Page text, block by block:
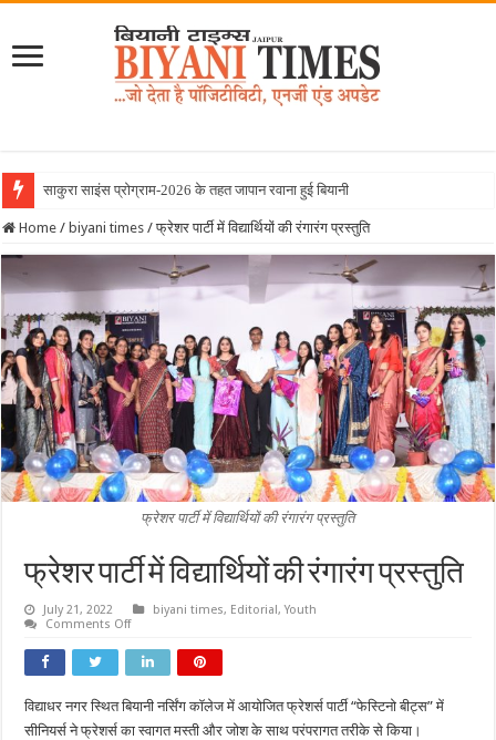
साकुरा साइंस प्रोग्राम-2026 के तहत जापान रवाना हुई बियानी ग्रुप ऑफ कॉलेजेज की
Home / biyani times / फ्रेशर पार्टी में विद्यार्थियों की रंगारंग प्रस्तुति
फ्रेशर पार्टी में विद्यार्थियों की रंगारंग प्रस्तुति
फ्रेशर पार्टी में विद्यार्थियों की रंगारंग प्रस्तुति
July 21, 2022 biyani times, Editorial,Youth
Comments Offon
पार्टी
विद्यार्थियों
रंगारंग
प्रस्तुति
विद्याधर नगर स्थित बियानी नर्सिंग कॉलेज में आयोजित फ्रेशर्स पार्टी “फेस्टिनो बीट्स” में
सीनियर्स ने फ्रेशर्स का स्वागत मस्ती और जोश के साथ परंपरागत तरीके से किया।